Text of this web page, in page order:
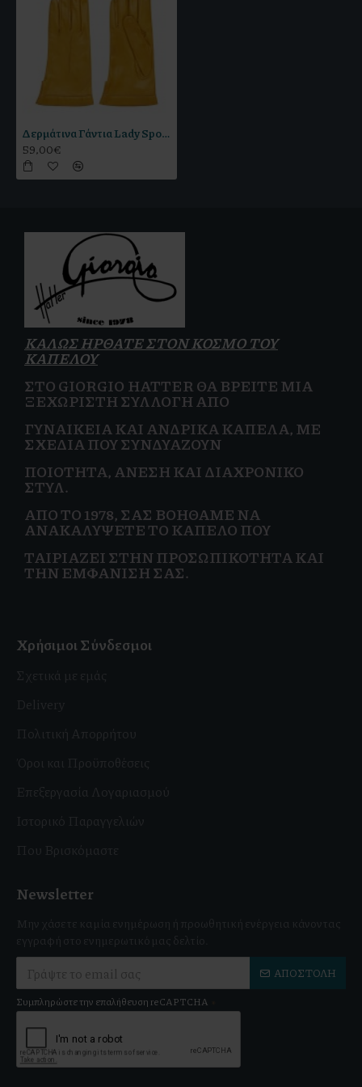
Δερμάτινα Γάντια Lady Sport Κίτρινο
59,00€
ΚΑΛΩΣ ΗΡΘΑΤΕ ΣΤΟΝ ΚΟΣΜΟ ΤΟΥ
ΚΑΠΕΛΟΥ
ΣΤΟ GIORGIO HATTER ΘΑ ΒΡΕΊΤΕ ΜΙΑ
ΞΕΧΩΡΙΣΤΉ ΣΥΛΛΟΓΉ ΑΠΌ
ΓΥΝΑΙΚΕΊΑΚΑΙΑΝΔΡΙΚΆ ΚΑΠΈΛΑ, ΜΕ
ΣΧΈΔΙΑ ΠΟΥ ΣΥΝΔΥΆΖΟΥΝ
ΠΟΙΌΤΗΤΑ, ΆΝΕΣΗ ΚΑΙΔΙΑΧΡΟΝΙΚΌ
ΣΤΥΛ.
ΑΠΌ ΤΟ 1978, ΣΑΣ ΒΟΗΘΆΜΕ ΝΑ
ΑΝΑΚΑΛΎΨΕΤΕ ΤΟ ΚΑΠΈΛΟ ΠΟΥ
ΤΑΙΡΙΆΖΕΙ ΣΤΗΝΠΡΟΣΩΠΙΚΌΤΗΤΑ ΚΑΙ
ΤΗΝ ΕΜΦΆΝΙΣΗ ΣΑΣ.
Χρήσιμοι Σύνδεσμοι
Σχετικά με εμάς
Delivery
Πολιτική Απορρήτου
Όροι και Προϋποθέσεις
Επεξεργασία Λογαριασμού
Ιστορικό Παραγγελιών
Που Βρισκόμαστε
Newsletter
Μην χάσετε καμία ενημέρωση ή προωθητική ενέργεια κάνοντας
εγγραφή στο ενημερωτικό μας δελτίο.
ΑΠΟΣΤΟΛΉ
Συμπληρώστε την επαλήθευση reCAPTCHA